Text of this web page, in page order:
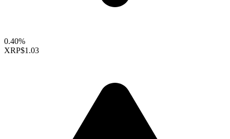
0.40%
XRP$1.03